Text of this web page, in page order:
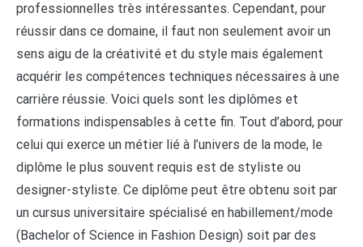
professionnelles très intéressantes. Cependant, pour
réussir dans ce domaine, il faut non seulement avoir un
sens aigu de la créativité et du style mais également
acquérir les compétences techniques nécessaires à une
carrière réussie. Voici quels sont les diplômes et
formations indispensables à cette fin. Tout d’abord, pour
celui qui exerce un métier lié à l’univers de la mode, le
diplôme le plus souvent requis est de styliste ou
designer-styliste. Ce diplôme peut être obtenu soit par
un cursus universitaire spécialisé en habillement/mode
(Bachelor of Science in Fashion Design) soit par des